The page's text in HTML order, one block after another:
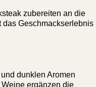
zubereiten an die
Geschmackserlebnis
dunklen Aromen
ergänzen die